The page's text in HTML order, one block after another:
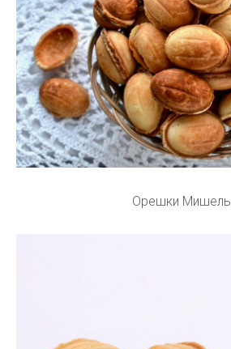
Орешки Мишель